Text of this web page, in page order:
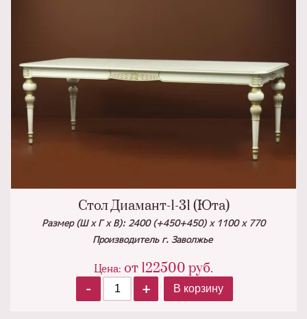
Стол Диамант-1-31 (Юта)
Размер (Ш х Г х В): 2400 (+450+450) х 1100 х 770
Производитель г. Заволжье
Цена: от 122500 руб.
-
+ В корзину